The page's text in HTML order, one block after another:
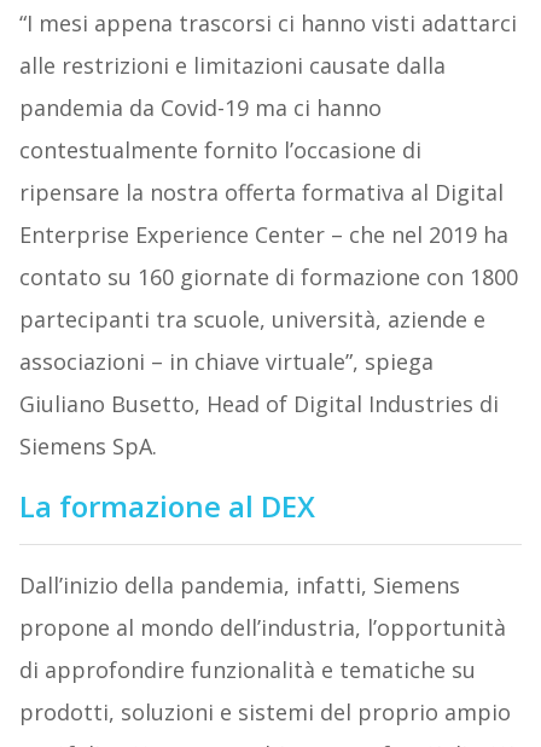
“I mesi appena trascorsi ci hanno visti adattarci
alle restrizioni e limitazioni causate dalla
pandemia da Covid-19 ma ci hanno
contestualmente fornito l’occasione di
ripensare la nostra offerta formativa al Digital
Enterprise Experience Center – che nel 2019 ha
contato su 160 giornate di formazione con 1800
partecipanti tra scuole, università, aziende e
associazioni – in chiave virtuale”, spiega
Giuliano Busetto, Head of Digital Industries di
Siemens SpA.
La formazione al DEX
Dall’inizio della pandemia, infatti, Siemens
propone al mondo dell’industria, l’opportunità
di approfondire funzionalità e tematiche su
prodotti, soluzioni e sistemi del proprio ampio